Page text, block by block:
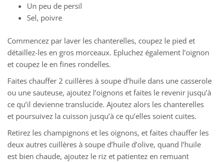
Un peu de persil
Sel, poivre
Commencez par laver les chanterelles, coupez le pied et
détaillez-les en gros morceaux. Epluchez également l’oignon
et coupez le en fines rondelles.
Faites chauffer 2 cuillères à soupe d’huile dans une casserole
ou une sauteuse, ajoutez l’oignons et faites le revenir jusqu’à
ce qu’il devienne translucide. Ajoutez alors les chanterelles
et poursuivez la cuisson jusqu’à ce qu’elles soient cuites.
Retirez les champignons et les oignons, et faites chauffer les
deux autres cuillères à soupe d’huile d’olive, quand l’huile
est bien chaude, ajoutez le riz et patientez en remuant